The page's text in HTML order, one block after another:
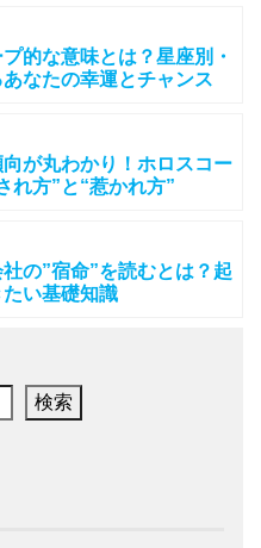
的な意味とは？星座別・
なたの幸運とチャンス
が丸わかり！ホロスコー
れ方”と“惹かれ方”
の”宿命”を読むとは？起
い基礎知識
検索